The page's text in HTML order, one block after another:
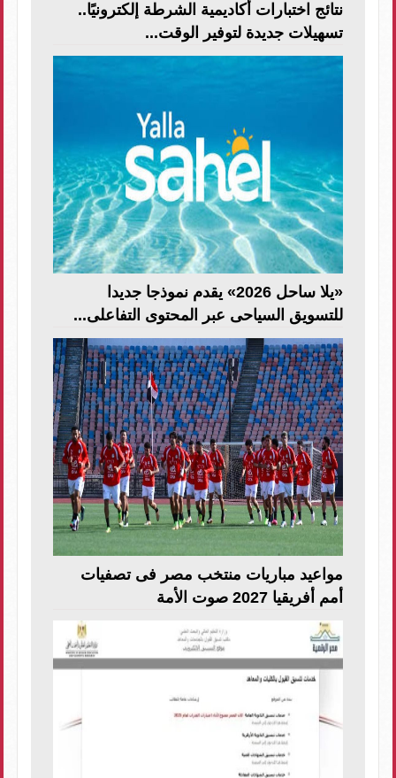
نتائج اختبارات أكاديمية الشرطة إلكترونيًا..
تسهيلات جديدة لتوفير الوقت...
«يلا ساحل 2026» يقدم نموذجا جديدا
للتسويق السياحى عبر المحتوى التفاعلى...
مواعيد مباريات منتخب مصر فى تصفيات
أمم أفريقيا 2027 صوت الأمة